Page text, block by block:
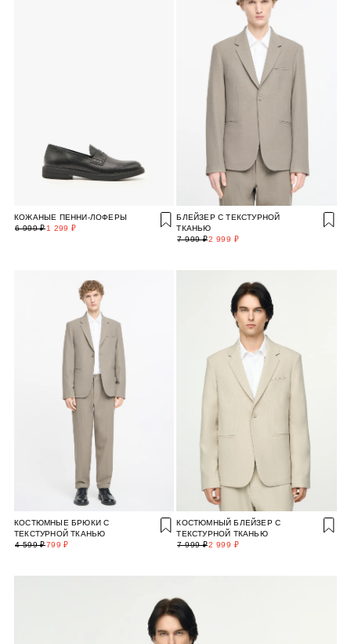
КОЖАНЫЕ ПЕННИ-ЛОФЕРЫ
1 299 ₽
6 999 ₽
БЛЕЙЗЕР C ТЕКСТУРНОЙ
ТКАНЬЮ
2 999 ₽
7 999 ₽
КОСТЮМНЫЕ БРЮКИ С
ТЕКСТУРНОЙ ТКАНЬЮ
799 ₽
4 599 ₽
КОСТЮМНЫЙ БЛЕЙЗЕР С
ТЕКСТУРНОЙ ТКАНЬЮ
2 999 ₽
7 999 ₽